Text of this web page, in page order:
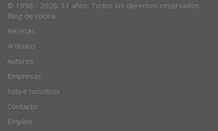
Blog de cocina
Recetas
Artículos
Autores
Empresas
Sobre nosotros
Contacto